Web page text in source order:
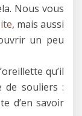
Nous vous
, mais aussi
un peu
qu’il
de souliers :
d’en savoir